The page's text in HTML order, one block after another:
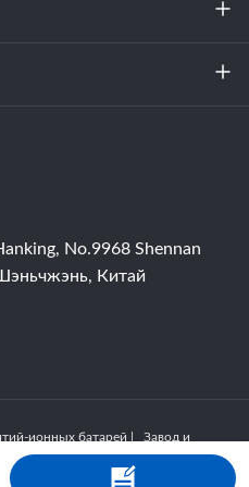
комната
No.9968 Shennan
Китай
ионных батарей | Завод и
| ACE Battery Powered by
粤ICP备2022150578号